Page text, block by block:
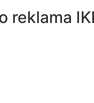
reklama